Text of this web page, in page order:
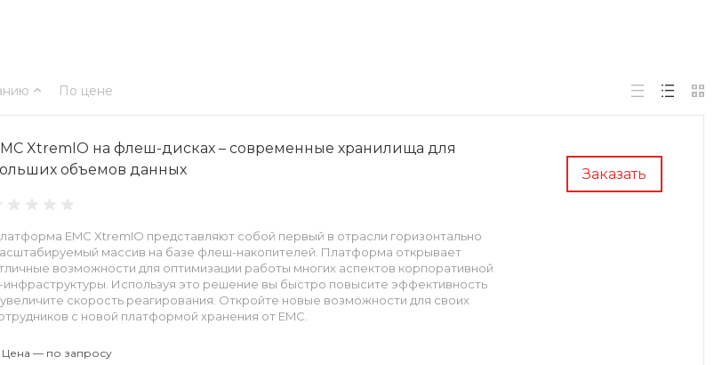
По цене
Заказать
XtremIO на флеш-дисках – современные хранилища для
объемов данных
EMC XtremIO представляют собой первый в отрасли горизонтально
массив на базе флеш-накопителей. Платформа открывает
возможности для оптимизации работы многих аспектов корпоративной
инфраструктуры. Используя это решение вы быстро повысите эффективность
скорость реагирования. Откройте новые возможности для своих
с новой платформой хранения от EMC.
Цена — по запросу